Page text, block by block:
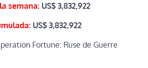
semana: US$ 3,832,922
US$ 3,832,922
Fortune: Ruse de Guerre